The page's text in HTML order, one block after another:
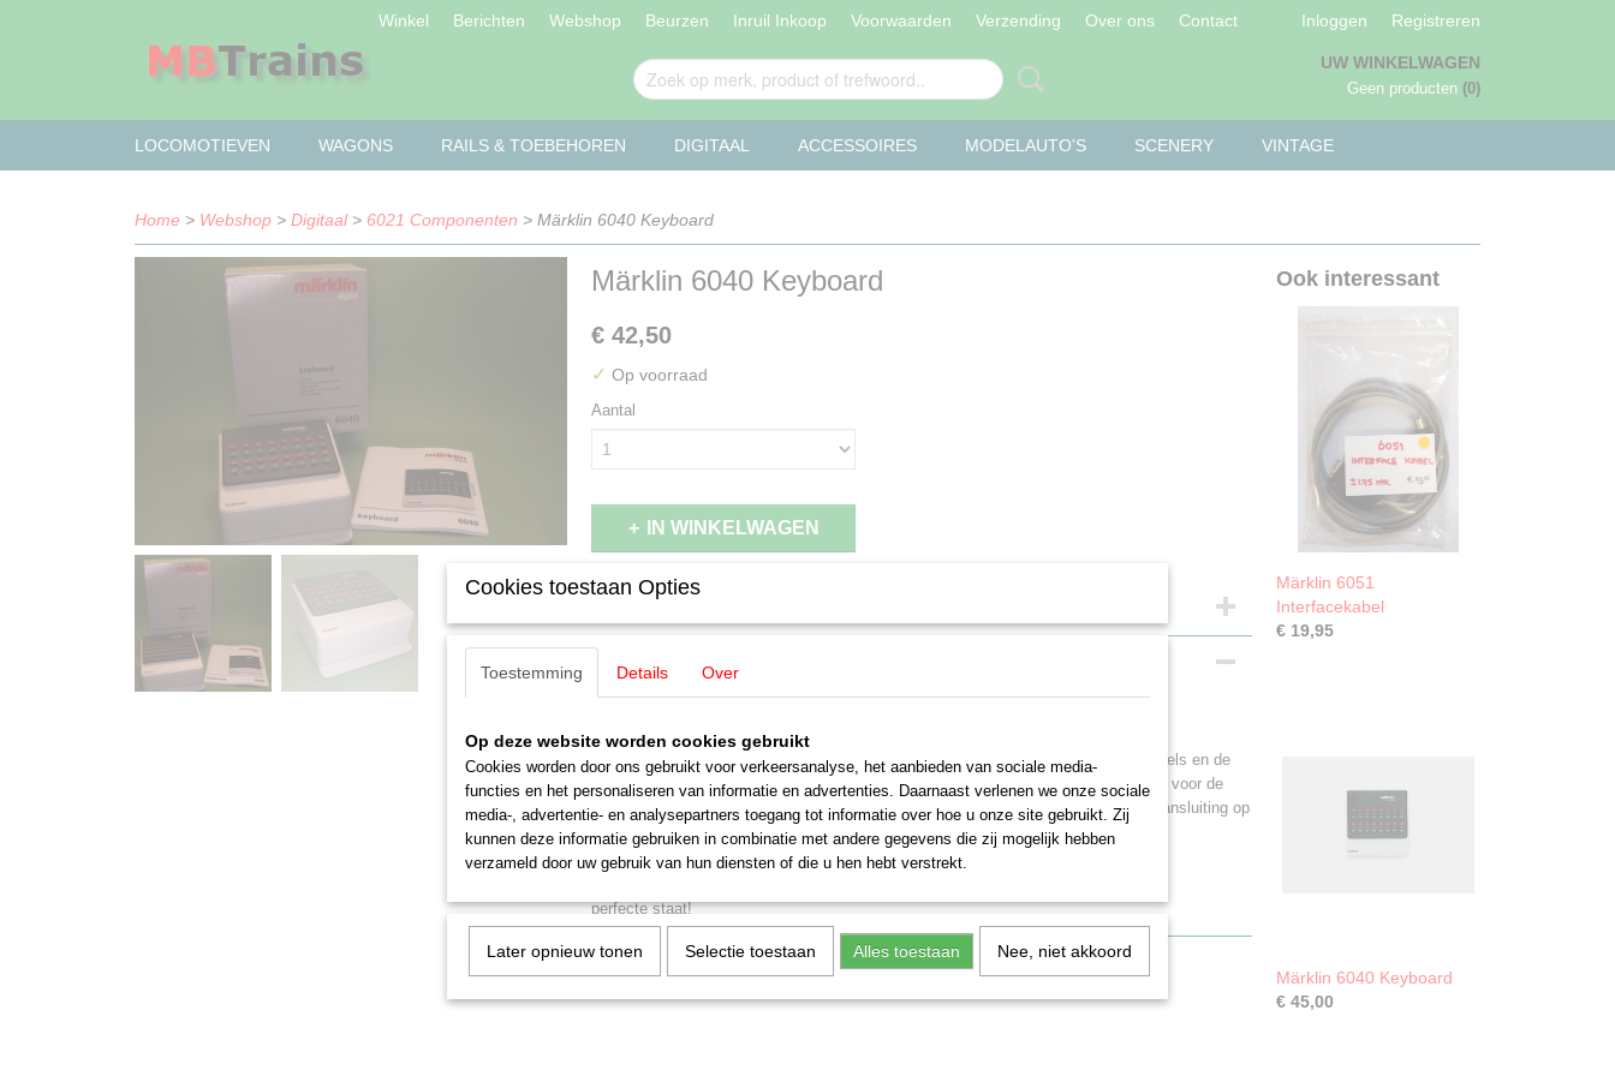
Winkel Berichten Webshop Beurzen Inruil Inkoop Voorwaarden Verzending Over ons Contact Inloggen Registreren
UW WINKELWAGEN
Geen producten (0)
LOCOMOTIEVEN WAGONS RAILS & TOEBEHOREN DIGITAAL ACCESSOIRES MODELAUTO'S SCENERY VINTAGE
Home > Webshop > Digitaal> 6021 Componenten > Märklin 6040 Keyboard
Märklin 6040 Keyboard
€ 42,50
✓ Op voorraad
Aantal
IN WINKELWAGEN
Specificaties
EAN code
Productcode leverancier
Staat
Gebruikt
Schakelbord voor 16 elektrische accessoires. LED's tonen de standen van de wissels en de
seinen. Codeerschakelaar om de keyboard-adressen (1-16) in te stellen. Geheugen voor de
laatst ingevoerde geldige stand van wissel en sein bij het uitzetten van de baan. Aansluiting op
de control unit of een ander keyboard of memory. Afmetingen 135 x 120 x 80 mm.
Totale programma 2000 / 2006
perfecte staat!
Ook interessant
Märklin 6051
Interfacekabel
€ 19,95
Märklin 6040 Keyboard
€ 45,00
Cookies toestaan Opties
Toestemming Details Over
Op deze website worden cookies gebruikt
Cookies worden door ons gebruikt voor verkeersanalyse, het aanbieden van sociale media-
functies en het personaliseren van informatie en advertenties. Daarnaast verlenen we onze sociale
media-, advertentie- en analysepartners toegang tot informatie over hoe u onze site gebruikt. Zij
kunnen deze informatie gebruiken in combinatie met andere gegevens die zij mogelijk hebben
verzameld door uw gebruik van hun diensten of die u hen hebt verstrekt.
Later opnieuw tonen Selectie toestaan Alles toestaan Nee, niet akkoord